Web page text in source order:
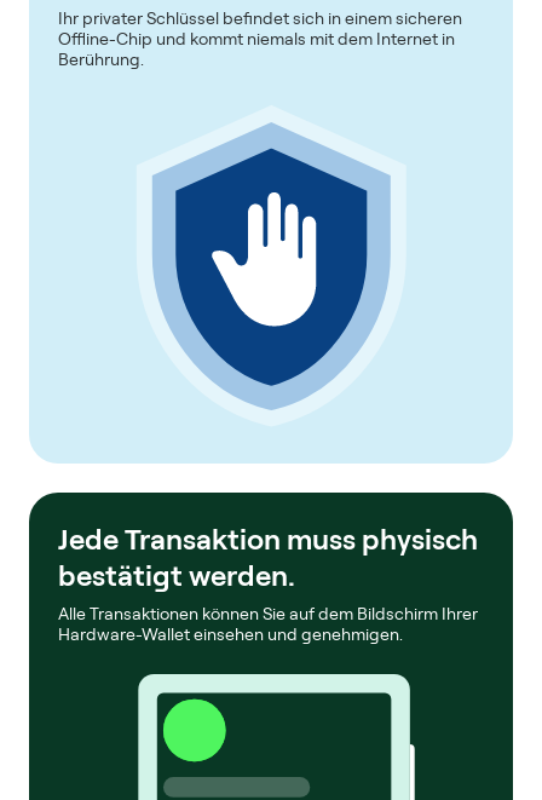
Ihr privater Schlüssel befindet sich in einem sicheren
Offline-Chip und kommt niemals mit dem Internet in
Berührung.
Jede Transaktion muss physisch
bestätigt werden.
Alle Transaktionen können Sie auf dem Bildschirm Ihrer
Hardware-Wallet einsehen und genehmigen.